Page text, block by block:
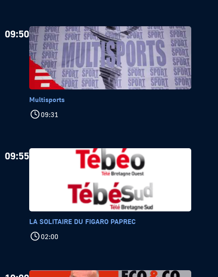
09:50
Multisports
09:31
09:55
LA SOLITAIRE DU FIGARO PAPREC
02:00